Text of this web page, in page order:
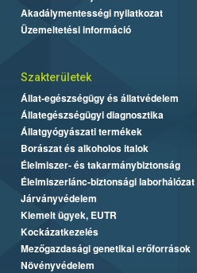
Akadálymentességi nyilatkozat
Üzemeltetési információ
Szakterületek
Állat-egészségügy és állatvédelem
Állategészségügyi diagnosztika
Állatgyógyászati termékek
Borászat és alkoholos italok
Élelmiszer- és takarmánybiztonság
Élelmiszerlánc-biztonsági laborhálózat
Járványvédelem
Kiemelt ügyek, EUTR
Kockázatkezelés
Mezőgazdasági genetikai erőforrások
Növényvédelem